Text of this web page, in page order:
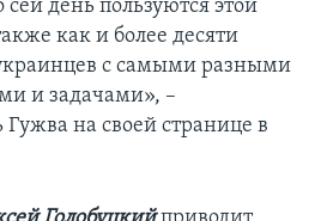
день пользуются этой
как и более десяти
с самыми разными
и задачами», –
на своей странице в